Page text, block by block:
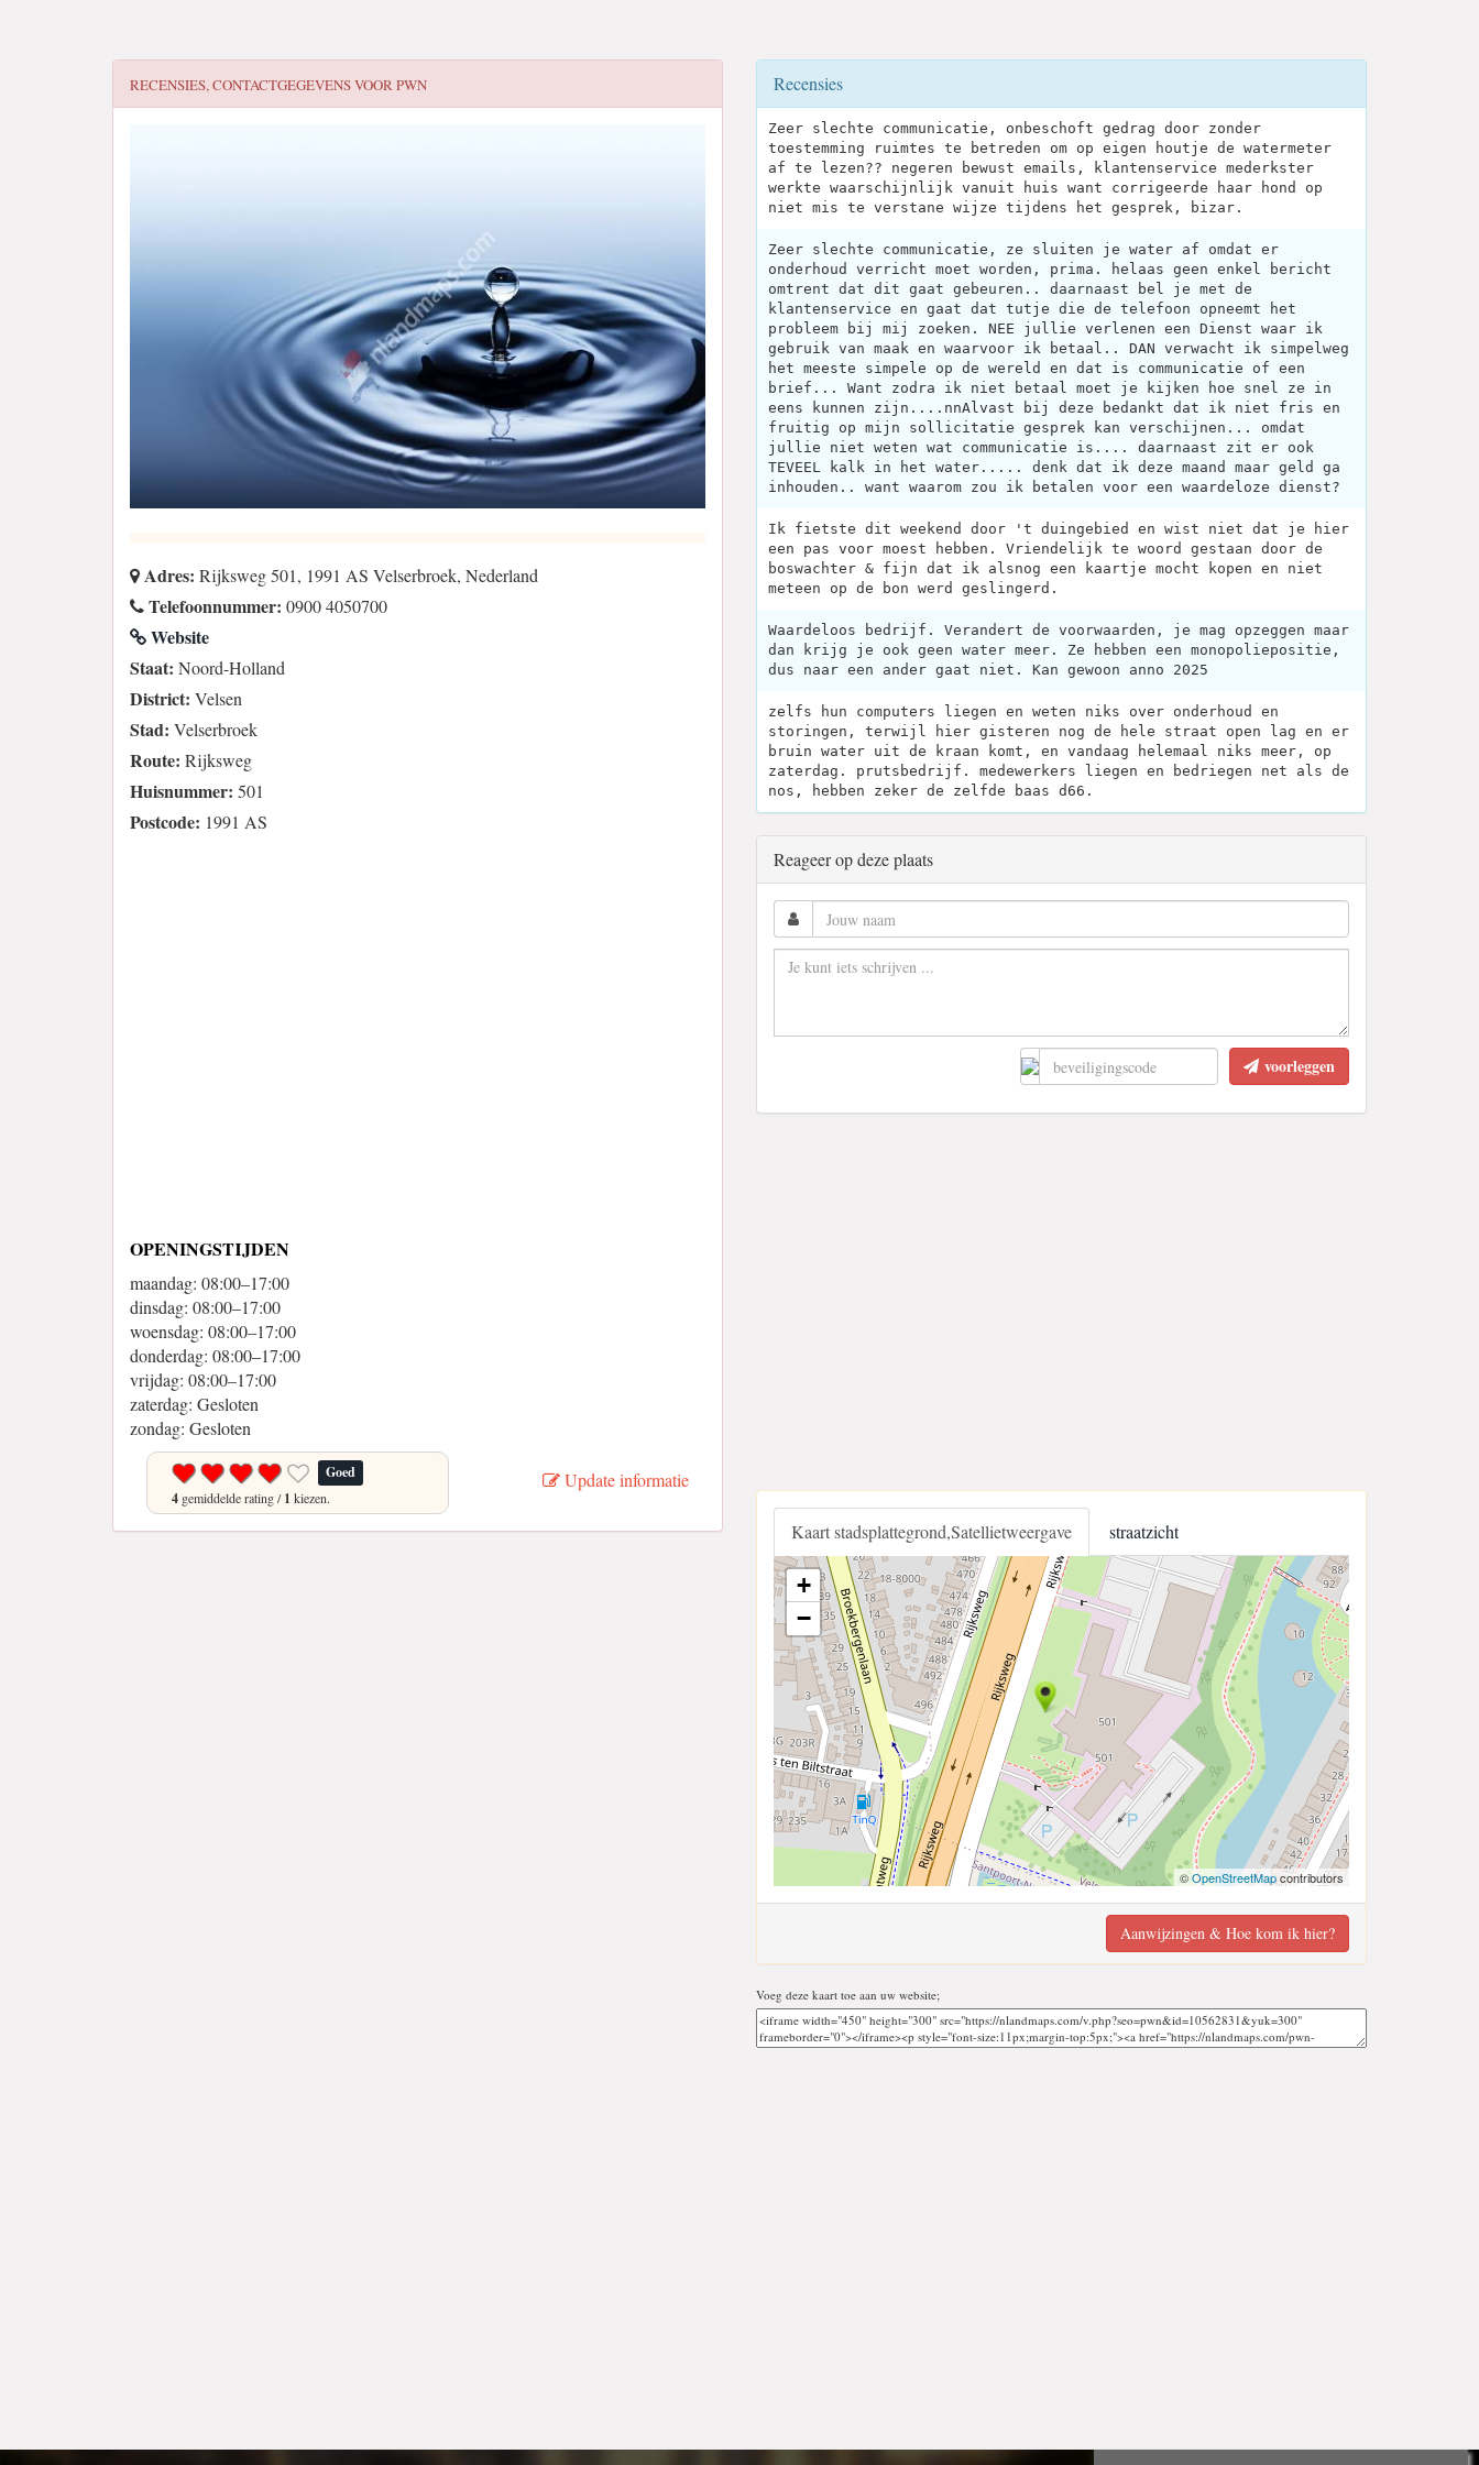
RECENSIES, CONTACTGEGEVENS VOORPWN
Adres: Rijksweg 501, 1991 AS Velserbroek, Nederland
Telefoonnummer: 0900 4050700
Website
Staat: Noord-Holland
District: Velsen
Stad: Velserbroek
Route: Rijksweg
Huisnummer: 501
Postcode: 1991 AS
OPENINGSTIJDEN
maandag: 08:00–17:00
dinsdag: 08:00–17:00
woensdag: 08:00–17:00
donderdag: 08:00–17:00
vrijdag: 08:00–17:00
zaterdag: Gesloten
zondag: Gesloten
Goed
4 gemiddelde rating /1 kiezen.
Update informatie
Recensies
Zeer slechte communicatie, onbeschoft gedrag door zonder
toestemming ruimtes te betreden om op eigen houtje de watermeter
af te lezen?? negeren bewust emails, klantenservice mederkster
werkte waarschijnlijk vanuit huis want corrigeerde haar hond op
niet mis te verstane wijze tijdens het gesprek, bizar.
Zeer slechte communicatie, ze sluiten je water af omdat er
onderhoud verricht moet worden, prima. helaas geen enkel bericht
omtrent dat dit gaat gebeuren.. daarnaast bel je met de
klantenservice en gaat dat tutje die de telefoon opneemt het
probleem bij mij zoeken. NEE jullie verlenen een Dienst waar ik
gebruik van maak en waarvoor ik betaal.. DAN verwacht ik simpelweg
het meeste simpele op de wereld en dat is communicatie of een
brief... Want zodra ik niet betaal moet je kijken hoe snel ze in
eens kunnen zijn....nnAlvast bij deze bedankt dat ik niet fris en
fruitig op mijn sollicitatie gesprek kan verschijnen... omdat
jullie niet weten wat communicatie is.... daarnaast zit er ook
TEVEEL kalk in het water..... denk dat ik deze maand maar geld ga
inhouden.. want waarom zou ik betalen voor een waardeloze dienst?
Ik fietste dit weekend door 't duingebied en wist niet dat je hier
een pas voor moest hebben. Vriendelijk te woord gestaan door de
boswachter & fijn dat ik alsnog een kaartje mocht kopen en niet
meteen op de bon werd geslingerd.
Waardeloos bedrijf. Verandert de voorwaarden, je mag opzeggen maar
dan krijg je ook geen water meer. Ze hebben een monopoliepositie,
dus naar een ander gaat niet. Kan gewoon anno 2025
zelfs hun computers liegen en weten niks over onderhoud en
storingen, terwijl hier gisteren nog de hele straat open lag en er
bruin water uit de kraan komt, en vandaag helemaal niks meer, op
zaterdag. prutsbedrijf. medewerkers liegen en bedriegen net als de
nos, hebben zeker de zelfde baas d66.
Reageer op deze plaats
voorleggen
Kaart stadsplattegrond,Satellietweergave straatzicht
+
−
©OpenStreetMapcontributors
Aanwijzingen & Hoe kom ik hier?
Voeg deze kaart toe aan uw website;